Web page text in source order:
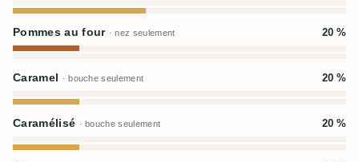
Pommes au four · nez seulement 20 %
Caramel · bouche seulement 20 %
Caramélisé · bouche seulement 20 %